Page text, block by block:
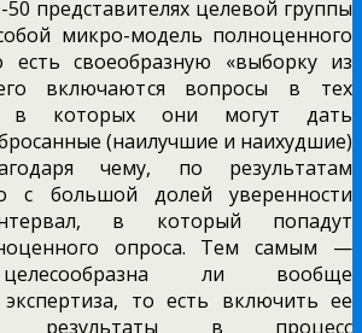
представителях целевой группы
микро-модель полноценного
есть своеобразную «выборку из
включаются вопросы в тех
в которых они могут дать
(наилучшие и наихудшие)
чему, по результатам
с большой долей уверенности
в который попадут
опроса. Тем самым —
ли вообще
экспертиза, то есть включить ее
результаты в процесс